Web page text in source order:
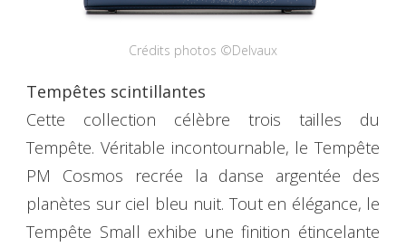
Crédits photos ©Delvaux
Tempêtes scintillantes
Cette collection célèbre trois tailles du
Tempête. Véritable incontournable, le Tempête
PM Cosmos recrée la danse argentée des
planètes sur ciel bleu nuit. Tout en élégance, le
Tempête Small exhibe une finition étincelante